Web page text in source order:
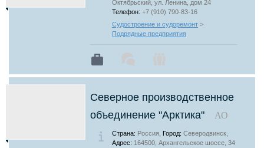
Октябрьский, ул. Ленина, дом 24
Телефон: +7 (910) 790-83-16
Судостроение и судоремонт >
Подрядные предприятия
Северное производственное
объединение "Арктика"
АО
Страна: Россия, Город: Северодвинск,
Адрес: 164500, Архангельское шоссе, 34